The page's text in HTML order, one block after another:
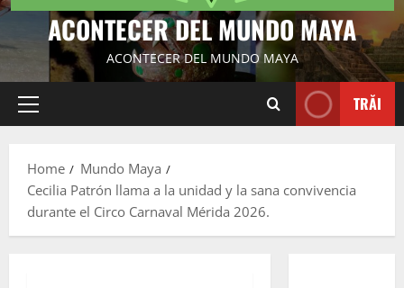
ACONTECER DEL MUNDO MAYA
ACONTECER DEL MUNDO MAYA
Primary
TRĂI
Home
Mundo Maya
Cecilia Patrón llama a la unidad y la sana convivencia
durante el Circo Carnaval Mérida 2026.